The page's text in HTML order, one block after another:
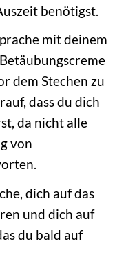
benötigst.
mit deinem
dem Stechen zu
dass du dich
da nicht alle
von
dich auf das
und dich auf
du bald auf